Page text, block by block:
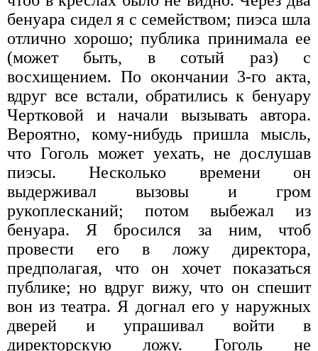
бенуара сидел я с семейством; пиэса шла
отлично хорошо; публика принимала ее
(может быть, в сотый раз) с
восхищением. По окончании 3-го акта,
вдруг все встали, обратились к бенуару
Чертковой и начали вызывать автора.
Вероятно, кому-нибудь пришла мысль,
что Гоголь может уехать, не дослушав
пиэсы. Несколько времени он
выдерживал вызовы и гром
рукоплесканий; потом выбежал из
бенуара. Я бросился за ним, чтоб
провести его в ложу директора,
предполагая, что он хочет показаться
публике; но вдруг вижу, что он спешит
вон из театра. Я догнал его у наружных
дверей и упрашивал войти в
директорскую ложу. Гоголь не